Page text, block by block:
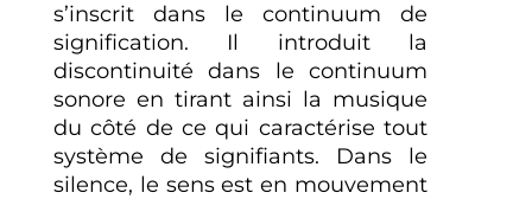
s’inscrit dans le continuum de
signification. Il introduit la
discontinuité dans le continuum
sonore en tirant ainsi la musique
du côté de ce qui caractérise tout
système de signifiants. Dans le
silence, le sens est en mouvement